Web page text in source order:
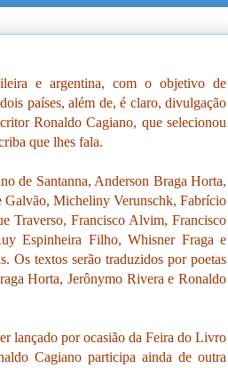
e argentina, com o objetivo de
países, além de, é claro, divulgação
Ronaldo Cagiano, que selecionou
que lhes fala.
de Santanna, Anderson Braga Horta,
Micheliny Verunschk, Fabrício
Traverso, Francisco Alvim, Francisco
Espinheira Filho, Whisner Fraga e
Os textos serão traduzidos por poetas
Horta, Jerônymo Rivera e Ronaldo
lançado por ocasião da Feira do Livro
Cagiano participa ainda de outra